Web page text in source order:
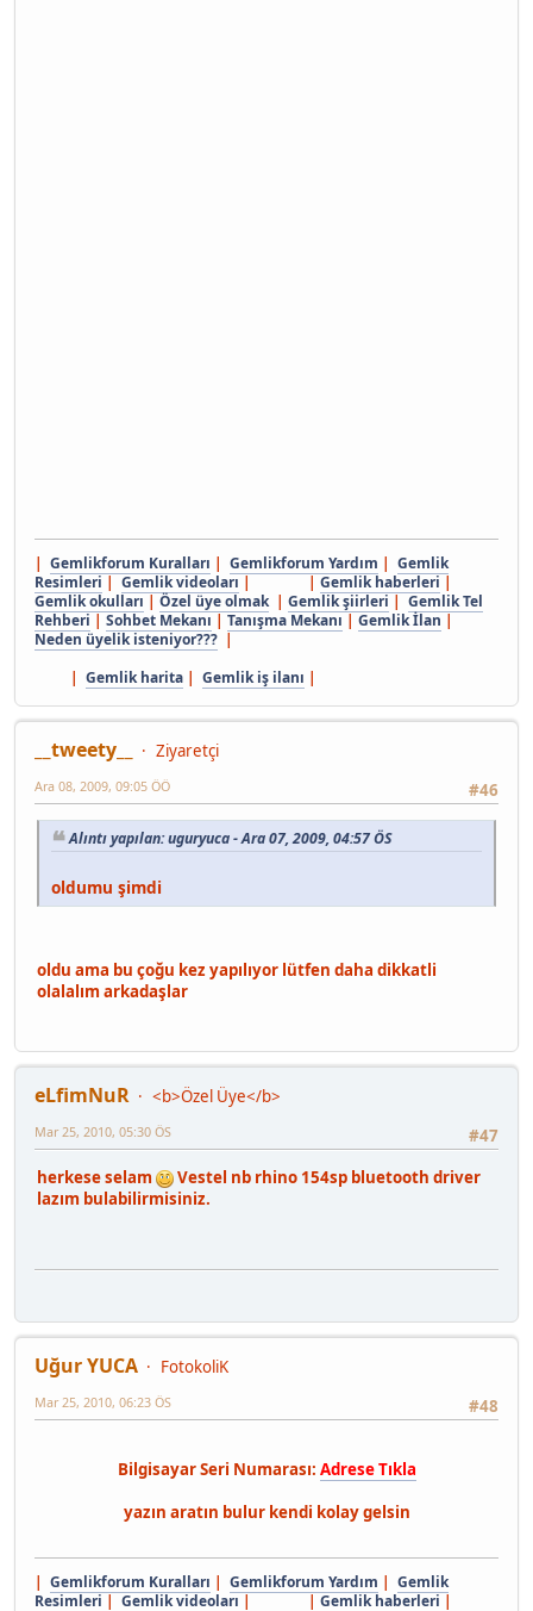
| Gemlikforum Kuralları | Gemlikforum Yardım | Gemlik
Resimleri | Gemlik videoları | | Gemlik haberleri |
Gemlik okulları | Özel üye olmak| Gemlik şiirleri | Gemlik Tel
Rehberi | Sohbet Mekanı | Tanışma Mekanı | Gemlik İlan |
Neden üyelik isteniyor??? |
| Gemlik harita | Gemlik iş ilanı |
__tweety__
Ziyaretçi
#46
Ara 08, 2009, 09:05 ÖÖ
Alıntı yapılan: uguryuca - Ara 07, 2009, 04:57 ÖS
oldumu şimdi
oldu ama bu çoğu kez yapılıyor lütfen daha dikkatli
olalalım arkadaşlar
eLfimNuR
<b>Özel Üye</b>
#47
Mar 25, 2010, 05:30 ÖS
herkese selam
Vestel nb rhino 154sp bluetooth driver
lazım bulabilirmisiniz.
Uğur YUCA
FotokoliK
#48
Mar 25, 2010, 06:23 ÖS
Bilgisayar Seri Numarası: Adrese Tıkla
yazın aratın bulur kendi kolay gelsin
| Gemlikforum Kuralları | Gemlikforum Yardım | Gemlik
Resimleri | Gemlik videoları | | Gemlik haberleri |